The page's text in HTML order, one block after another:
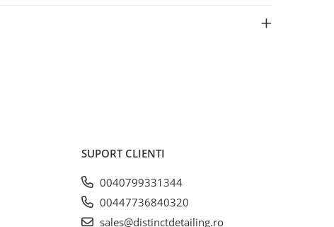
SUPORT CLIENTI
0040799331344
00447736840320
sales@distinctdetailing.ro